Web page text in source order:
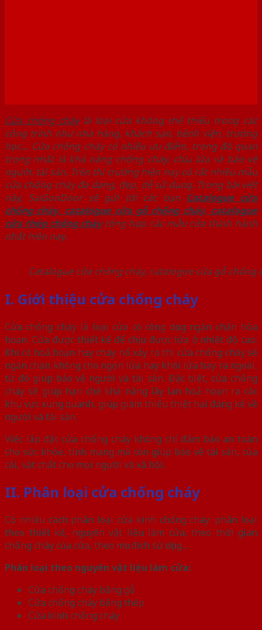
Cửa chống cháylà loại cửa không thể thiếu trong các
công trình như nhà hàng, khách sạn, bệnh viện, trường
học… Cửa chống cháy có nhiều ưu điểm, trong đó quan
trọng nhất là khả năng chống cháy, chịu lửa và bảo vệ
người, tài sản. Trên thị trường hiện nay có rất nhiều mẫu
cửa chống cháy đa dạng, đẹp, dễ sử dụng. Trong bài viết
này, SaiGonDoor sẽ gửi tới các bạn Catalogue cửa
chống cháy, catalogue cửa gỗ chống cháy, catalogue
cửa thép chống cháytổng hợp các mẫu cửa thịnh hành
nhất hiện nay.
Catalogue cửa chống cháy, catalogue cửa gỗ
I. Giới thiệu cửa chống cháy
Cửa chống cháy là loại cửa có công dụng ngăn chặn hỏa
hoạn. Cửa được thiết kế để chịu được lửa ở nhiệt độ cao.
Khi có hoả hoạn hay cháy nổ xảy ra thì cửa chống cháy sẽ
ngăn chặn không cho ngọn lửa hay khói lửa bay ra ngoài,
từ đó giúp bảo vệ người và tài sản. Đặc biệt, cửa chống
cháy sẽ giúp hạn chế khả năng lây lan hoả hoạn ra các
khu vực xung quanh, giúp giảm thiểu thiệt hại đáng kể về
người và tài sản.
Việc lắp đặt cửa chống cháy không chỉ đảm bảo an toàn
cho sức khỏe, tính mạng mà còn giúp bảo vệ tài sản, của
cải, vật chất cho mọi người và xã hội.
II. Phân loại cửa chống cháy
Có nhiều cách phân loại cửa kính chống cháy: phân loại
theo thiết kế, nguyên vật liệu làm cửa, theo thời gian
chống cháy của cửa, theo mục đích sử dụng…
Phân loại theo nguyên vật liệu làm cửa:
Cửa chống cháy bằng gỗ
Cửa chống cháy bằng thép
Cửa kính chống cháy